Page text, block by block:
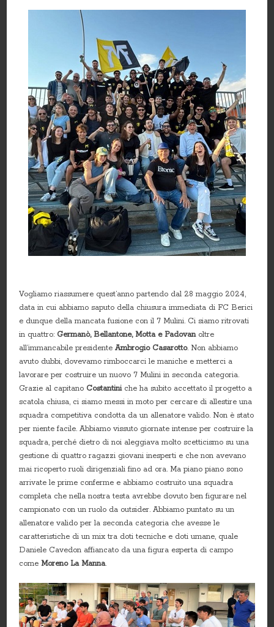
Vogliamo riassumere quest’anno partendo dal 28 maggio 2024,
data in cui abbiamo saputo della chiusura immediata di FC Berici
e dunque della mancata fusione con il 7 Mulini. Ci siamo ritrovati
in quattro: Germanò, Bellantone, Motta e Padovanoltre
all’immancabile presidente Ambrogio Casarotto. Non abbiamo
avuto dubbi, dovevamo rimboccarci le maniche e metterci a
lavorare per costruire un nuovo 7 Mulini in seconda categoria.
Grazie al capitano Costantiniche ha subito accettato il progetto a
scatola chiusa, ci siamo messi in moto per cercare di allestire una
squadra competitiva condotta da un allenatore valido. Non è stato
per niente facile. Abbiamo vissuto giornate intense per costruire la
squadra, perché dietro di noi aleggiava molto scetticismo su una
gestione di quattro ragazzi giovani inesperti e che non avevano
mai ricoperto ruoli dirigenziali fino ad ora. Ma piano piano sono
arrivate le prime conferme e abbiamo costruito una squadra
completa che nella nostra testa avrebbe dovuto ben figurare nel
campionato con un ruolo da outsider. Abbiamo puntato su un
allenatore valido per la seconda categoria che avesse le
caratteristiche di un mix tra doti tecniche e doti umane, quale
Daniele Cavedon affiancato da una figura esperta di campo
come Moreno La Manna.